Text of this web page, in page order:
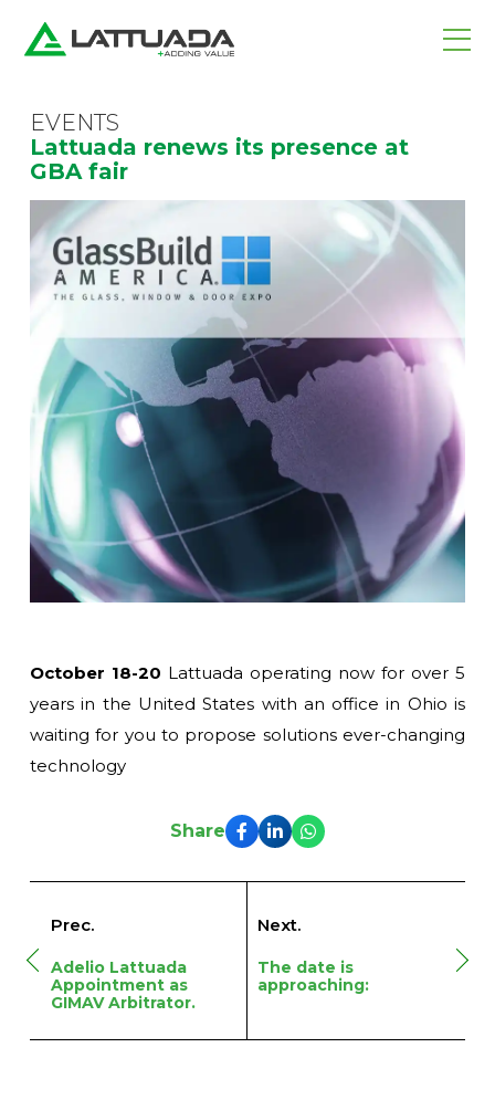
EVENTS
Lattuada renews its presence at
GBA fair
October 18-20 Lattuada operating now for over 5
years in the United States with an office in Ohio is
waiting for you to propose solutionsever-changing
technology
Share
Prec.
Adelio Lattuada
Appointment as
GIMAV Arbitrator.
Next.
The date is
approaching: